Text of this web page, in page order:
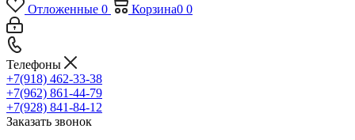
Отложенные 0 Корзина0 0
Телефоны
+7(918) 462-33-38
+7(962) 861-44-79
+7(928) 841-84-12
Заказать звонок